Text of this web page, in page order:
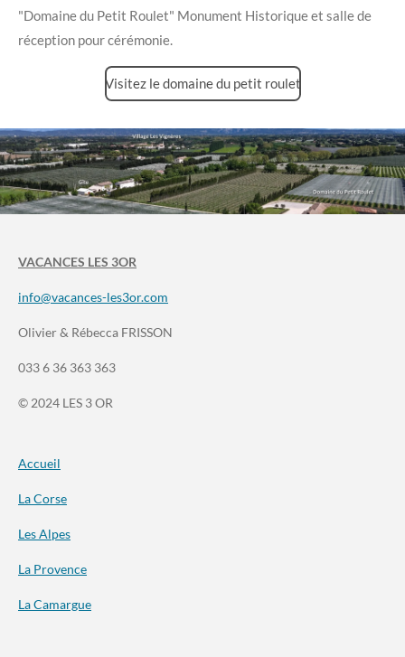
"Domaine du Petit Roulet" Monument Historique et salle de
réception pour cérémonie.
Visitez le domaine du petit roulet
VACANCES LES 3OR
info@vacances-les3or.com
Olivier & Rébecca FRISSON
033 6 36 363 363
© 2024 LES 3 OR
Accueil
La Corse
Les Alpes
La Provence
La Camargue